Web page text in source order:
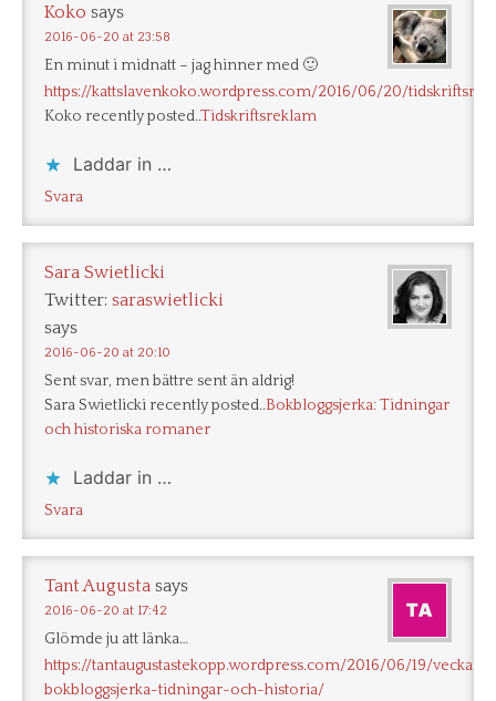
Koko says
2016-06-20 at 23:58
En minut i midnatt – jag hinner med 🙂
https://kattslavenkoko.wordpress.com/2016/06/20/
Koko recently posted..Tidskriftsreklam
Laddar in …
Svara
Sara Swietlicki
Twitter: saraswietlicki
says
2016-06-20 at 20:10
Sent svar, men bättre sent än aldrig!
Sara Swietlicki recently posted..Bokbloggsjerka: Tidningar
och historiska romaner
Laddar in …
Svara
Tant Augusta says
2016-06-20 at 17:42
Glömde ju att länka…
https://tantaugustastekopp.wordpress.com/2016/06/19/veckans-
bokbloggsjerka-tidningar-och-historia/